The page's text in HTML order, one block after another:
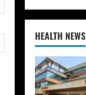
HEALTH NEWS